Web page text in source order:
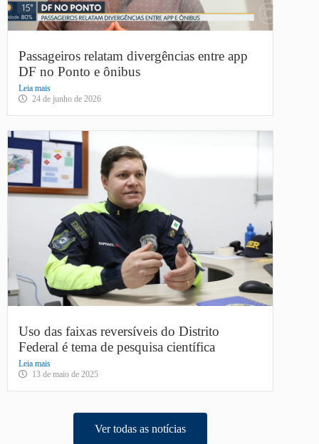
Passageiros relatam divergências entre app
DF no Ponto e ônibus
Leia mais
24 de junho de 2026
Uso das faixas reversíveis do Distrito
Federal é tema de pesquisa científica
Leia mais
13 de maio de 2025
Ver todas as notícias